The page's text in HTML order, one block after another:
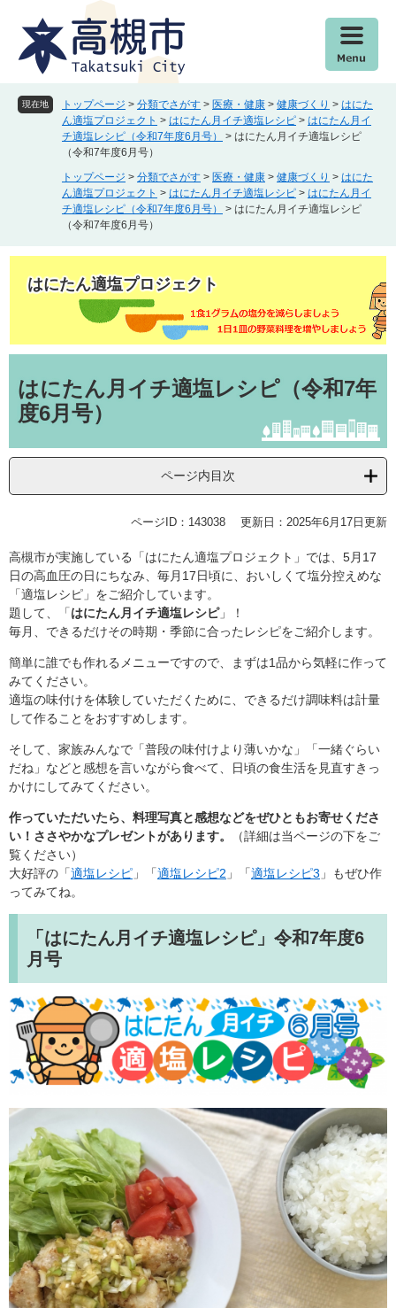
現在地 トップページ > 分類でさがす > 医療・健康 > 健康づくり > はにた
ん適塩プロジェクト > はにたん月イチ適塩レシピ > はにたん月イ
チ適塩レシピ（令和7年度6月号）
> はにたん月イチ適塩レシピ
（令和7年度6月号）
トップページ > 分類でさがす > 医療・健康 > 健康づくり > はにた
ん適塩プロジェクト > はにたん月イチ適塩レシピ > はにたん月イ
チ適塩レシピ（令和7年度6月号）
> はにたん月イチ適塩レシピ
（令和7年度6月号）
はにたん適塩プロジェクト
文はにたん月イチ適塩レシピ（令和7年
度6月号）
ページ内目次
ページID：143038 更新日：2025年6月17日更新
高槻市が実施している「はにたん適塩プロジェクト」では、5月17
日の高血圧の日にちなみ、毎月17日頃に、おいしくて塩分控えめな
「適塩レシピ」をご紹介しています。
題して、「はにたん月イチ適塩レシピ」！
毎月、できるだけその時期・季節に合ったレシピをご紹介します。
簡単に誰でも作れるメニューですので、まずは1品から気軽に作って
みてください。
適塩の味付けを体験していただくために、できるだけ調味料は計量
して作ることをおすすめします。
そして、家族みんなで「普段の味付けより薄いかな」「一緒ぐらい
だね」などと感想を言いながら食べて、日頃の食生活を見直すきっ
かけにしてみてください。
作っていただいたら、料理写真と感想などをぜひともお寄せくださ
い！ささやかなプレゼントがあります。
（詳細は当ページの下をご
覧ください）
大好評の「適塩レシピ 」「適塩レシピ2 」「適塩レシピ3 」もぜひ作
ってみてね。
「はにたん月イチ適塩レシピ」令和7年度6
月号